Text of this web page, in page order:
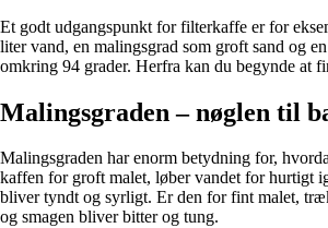
Et godt udgangspunkt for filterkaffe er for
liter vand, en malingsgrad som groft sand og
omkring 94 grader. Herfra kan du begynde at
Malingsgraden – nøglen til
Malingsgraden har enorm betydning for,
kaffen for groft malet, løber vandet for hurtigt
bliver tyndt og syrligt. Er den for fint malet,
og smagen bliver bitter og tung.